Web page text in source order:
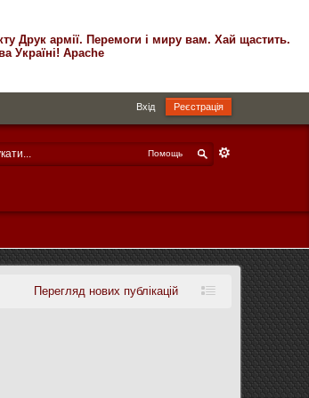
Друк армії. Перемоги і миру вам. Хай щастить.
Україні! Apache
Вхід Реєстрація
Помощь
Перегляд нових публікацій